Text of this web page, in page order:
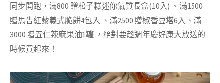
同步開跑，滿800 贈松子糕迷你氣質長盒(10入) 、滿1500
贈馬告紅藜義式脆餅4包入 、滿2500 贈椒香豆塔6入、滿
3000 贈五仁辣麻果油1罐 ，絕對要趁週年慶好康大放送的
時候買起來！